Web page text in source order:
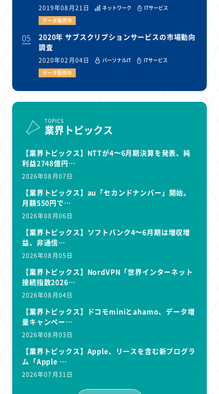
2019年08月21日 ネットワーク
ITサービス
データ販売中
05
2020年 サブスクリプションサービスの市場動向
調査
2020年02月04日 パーソナルIT
ITサービス
データ販売中
TOPICS
業界トピックス
【業界トピックス】NTTが4〜6月期決算を発表、純
利益2748億円…
2026年08月07日
【業界トピックス】au「セカンドナンバー」開始。
月額550円で…
2026年08月06日
【業界トピックス】ソフトバンク4〜6月期は増収増
益、非通信…
2026年08月05日
【業界トピックス】NordVPN「世界インターネット
接続指数2026…
2026年08月04日
【業界トピックス】ドコモminiとahamo、データ増
量キャンペー…
2026年08月03日
【業界トピックス】Apple、リースを含む新プログラ
ム「Apple …
2026年07月31日